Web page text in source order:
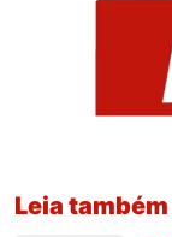
Leia também